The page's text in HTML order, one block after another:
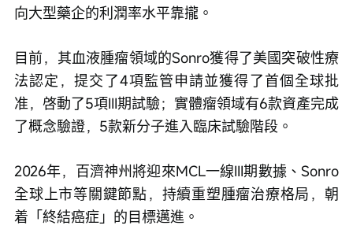
向大型藥企的利潤率水平靠攏。
目前，其血液腫瘤領域的Sonro獲得了美國突破性療
法認定，提交了4項監管申請並獲得了首個全球批
准，啓動了5項III期試驗；實體瘤領域有6款資產完成
了概念驗證，5款新分子進入臨床試驗階段。
2026年，百濟神州將迎來MCL一線III期數據、Sonro
全球上市等關鍵節點，持續重塑腫瘤治療格局，朝
着「終結癌症」的目標邁進。